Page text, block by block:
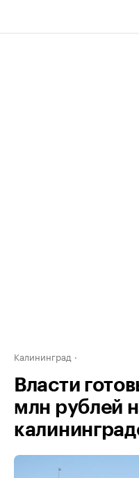
Калининград
Власти
млн рублей